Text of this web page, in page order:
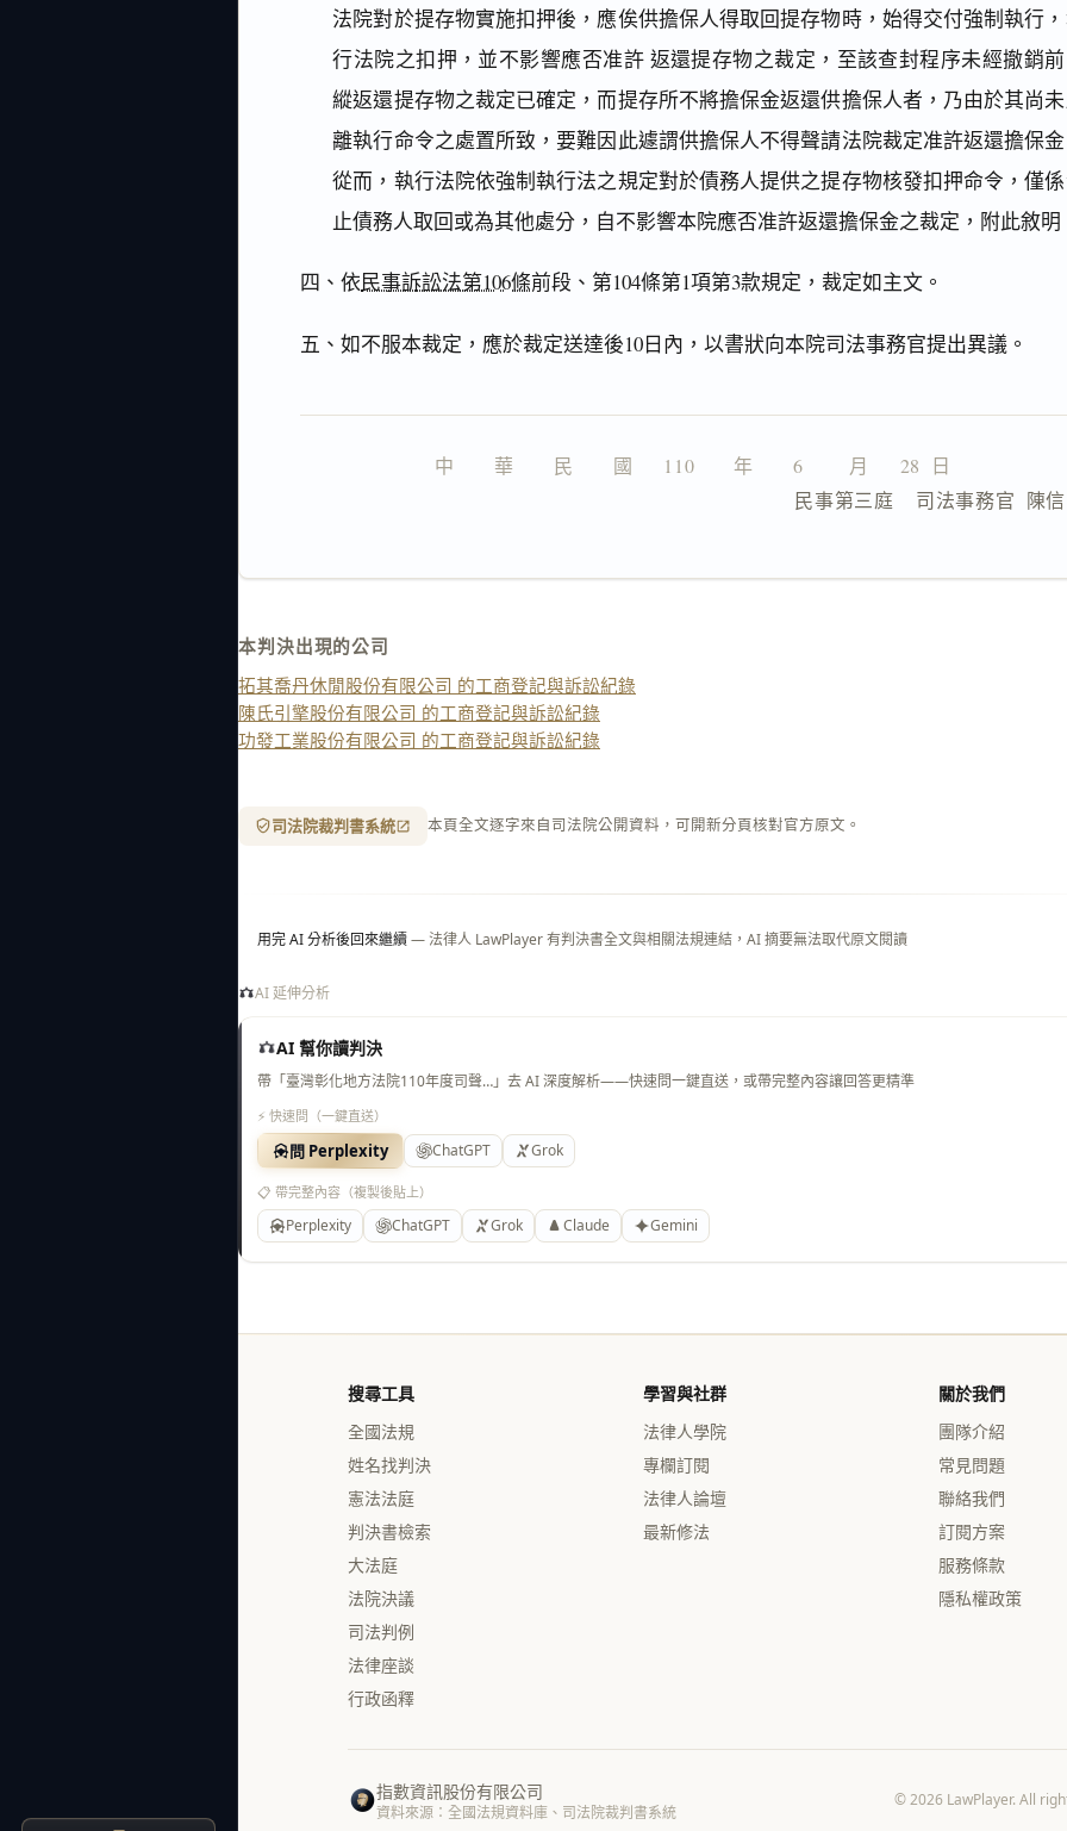
法院對於提存物實施扣押後，應俟供擔保人得取回提存物時，始得交付強制執行
行法院之扣押，並不影響應否准許 返還提存物之裁定，至該查封程序未經撤銷
縱返還提存物之裁定已確定，而提存所不將擔保金返還供擔保人者，乃由於其尚
離執行命令之處置所致，要難因此遽謂供擔保人不得聲請法院裁定准許返還擔保
從而，執行法院依強制執行法之規定對於債務人提供之提存物核發扣押命令，僅
止債務人取回或為其他處分，自不影響本院應否准許返還擔保金之裁定，附此敘明
四、依民事訴訟法第106條前段、第104條第1項第3款規定，裁定如主文。
五、如不服本裁定，應於裁定送達後10日內，以書狀向本院司法事務官提出異議。
中　　華　　民　　國  　110　　年　　6　 　月　  28  日
民事第三庭    司法事務官  陳
本判決出現的公司
拓其喬丹休閒股份有限公司 的工商登記與訴訟紀錄
陳氏引擎股份有限公司 的工商登記與訴訟紀錄
功發工業股份有限公司 的工商登記與訴訟紀錄
司法院裁判書系統 本頁全文逐字來自司法院公開資料，可開新分頁核對官方原文。
用完 AI 分析後回來繼續— 法律人 LawPlayer 有判決書全文與相關法規連結，AI 摘要無法取代原文閱讀
AI 延伸分析
AI 幫你讀判決
帶「臺灣彰化地方法院110年度司聲…」去 AI 深度解析——快速問一鍵直送，或帶完整內容讓回答更精準
⚡ 快速問（一鍵直送）
問 Perplexity ChatGPT Grok
📋 帶完整內容（複製後貼上）
Perplexity ChatGPT Grok Claude Gemini
搜尋工具
全國法規
姓名找判決
憲法法庭
判決書檢索
大法庭
法院決議
司法判例
法律座談
行政函釋
學習與社群
法律人學院
專欄訂閱
法律人論壇
最新修法
關於我們
團隊介紹
常見問題
聯絡我們
訂閱方案
服務條款
隱私權政策
指數資訊股份有限公司
資料來源：全國法規資料庫、司法院裁判書系統
© 2026 LawPlayer. All